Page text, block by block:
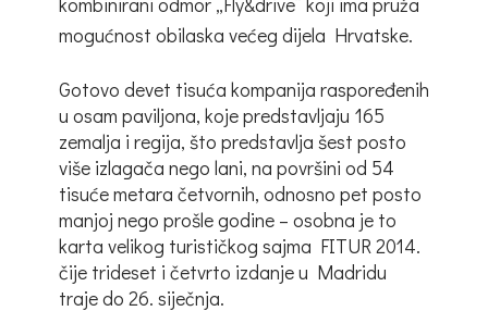
mogućnost obilaska većeg dijela Hrvatske.
Gotovo devet tisuća kompanija raspoređenih
u osam paviljona, koje predstavljaju 165
zemalja i regija, što predstavlja šest posto
više izlagača nego lani, na površini od 54
tisuće metara četvornih, odnosno pet posto
manjoj nego prošle godine – osobna je to
karta velikog turističkog sajma FITUR 2014.
čije trideset i četvrto izdanje u Madridu
traje do 26. siječnja.